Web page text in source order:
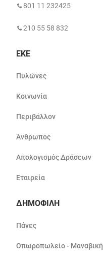
801 11 232425
210 55 58 832
ΕΚΕ
Πυλώνες
Κοινωνία
Περιβάλλον
Άνθρωπος
Απολογισμός Δράσεων
Εταιρεία
ΔΗΜΟΦΙΛΗ
Πάνες
Οπωροπωλείο - Μαναβική